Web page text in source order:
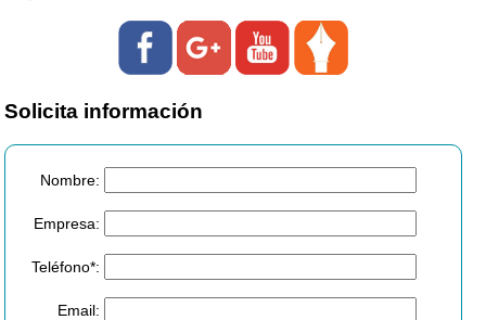
Solicita información
Nombre:
Empresa:
Teléfono*:
Email: